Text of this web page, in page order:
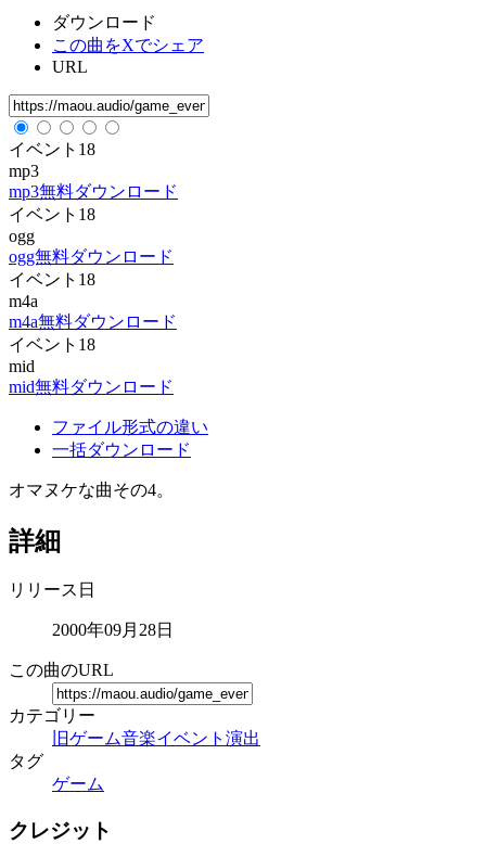
ダウンロード
この曲をXでシェア
URL
イベント18
mp3
mp3無料ダウンロード
イベント18
ogg
ogg無料ダウンロード
イベント18
m4a
m4a無料ダウンロード
イベント18
mid
mid無料ダウンロード
ファイル形式の違い
一括ダウンロード
オマヌケな曲その4。
詳細
リリース日
2000年09月28日
この曲のURL
カテゴリー
旧ゲーム音楽イベント演出
タグ
ゲーム
クレジット